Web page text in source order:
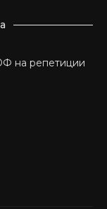
на репетиции